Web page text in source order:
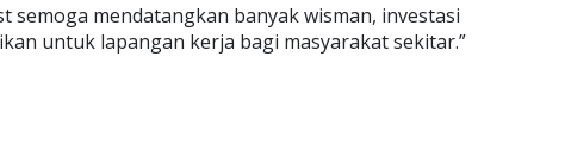
semoga mendatangkan banyak wisman, investasi
untuk lapangan kerja bagi masyarakat sekitar.”